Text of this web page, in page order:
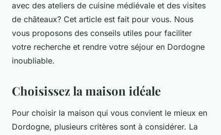
avec des ateliers de cuisine médiévale et des visites
de châteaux? Cet article est fait pour vous. Nous
vous proposons des conseils utiles pour faciliter
votre recherche et rendre votre séjour en Dordogne
inoubliable.
Choisissez la maison idéale
Pour choisir la maison qui vous convient le mieux en
Dordogne, plusieurs critères sont à considérer. La